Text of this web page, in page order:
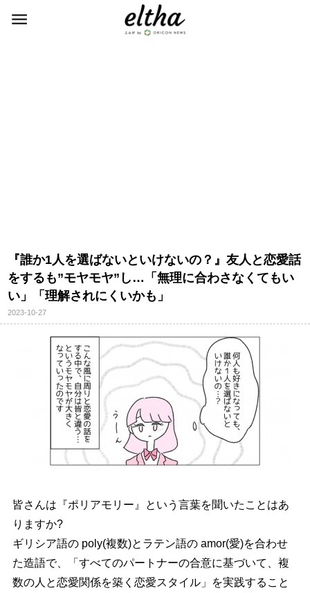
『誰か1人を選ばないといけないの？』友人と恋愛話
をするも”モヤモヤ”し…「無理に合わさなくてもい
い」「理解されにくいかも」
2023-10-27
皆さんは『ポリアモリー』という言葉を聞いたことはあ
りますか?
ギリシア語の poly(複数)とラテン語の amor(愛)を合わせ
た造語で、「すべてのパートナーの合意に基づいて、複
数の人と恋愛関係を築く恋愛スタイル」を実践すること